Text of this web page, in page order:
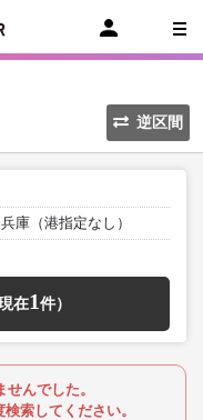
逆区間
兵庫（港指定なし）
1
んでした。
索してください。